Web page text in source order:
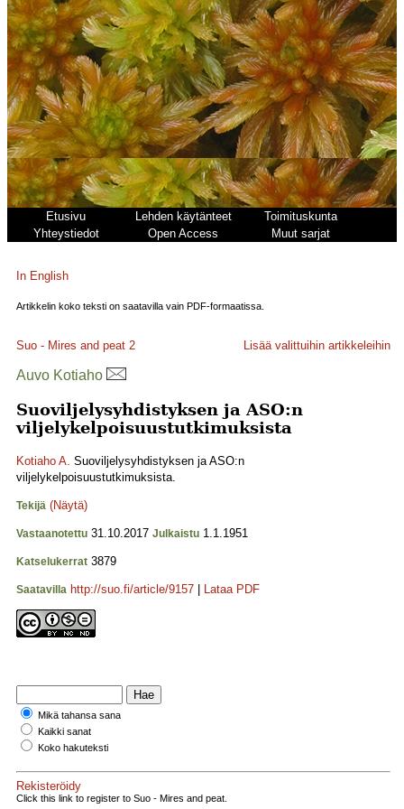
Etusivu Lehden käytänteet
Toimituskunta
Yhteystiedot
Open Access Muut sarjat
In English
Artikkelin koko teksti on saatavilla vain PDF-formaatissa.
Suo - Mires and peat 2 Lisää valittuihin artikkeleihin
Auvo Kotiaho
Suoviljelysyhdistyksen ja ASO:n
viljelykelpoisuustutkimuksista
Kotiaho A. Suoviljelysyhdistyksen ja ASO:n
viljelykelpoisuustutkimuksista.
Tekijä (Näytä)
Vastaanotettu 31.10.2017 Julkaistu 1.1.1951
Katselukerrat 3879
Saatavilla http://suo.fi/article/9157 Lataa PDF
Mikä tahansa sana
Kaikki sanat
Koko hakuteksti
Rekisteröidy
Click this link to register to Suo - Mires and peat.